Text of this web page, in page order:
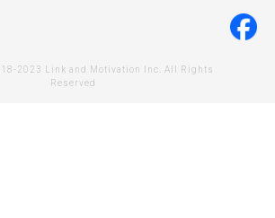
2023 Link and Motivation Inc. All Rights
Reserved